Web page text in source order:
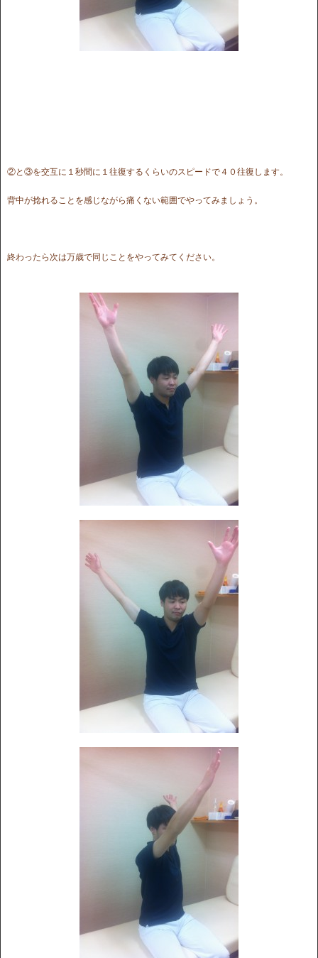
②と③を交互に１秒間に１往復するくらいのスピードで４０往復します。
背中が捻れることを感じながら痛くない範囲でやってみましょう。
終わったら次は万歳で同じことをやってみてください。